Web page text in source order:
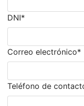
DNI*
Correo electrónico*
Teléfono de